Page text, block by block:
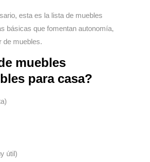
esta es la lista de muebles
básicas que fomentan autonomía,
de muebles.
muebles
para casa?
útil)